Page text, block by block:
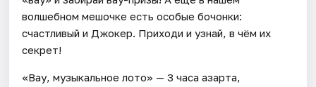
волшебном мешочке есть особые бочонки:
счастливый и Джокер. Приходи и узнай, в чём их
секрет!
«Вау, музыкальное лото» — 3 часа азарта,